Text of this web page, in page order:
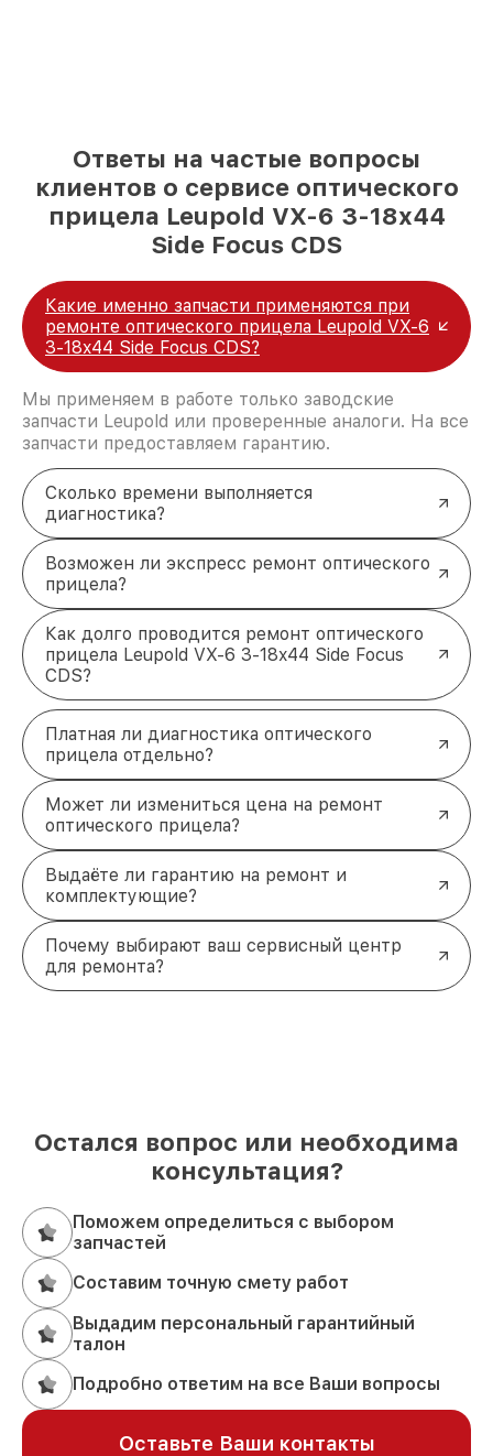
Ответы на частые вопросы
клиентов о сервисе оптического
прицела Leupold VX-6 3-18x44
Side Focus CDS
Какие именно запчасти применяются при
ремонте оптического прицела Leupold VX-6
3-18x44 Side Focus CDS?
Мы применяем в работе только заводские
запчасти Leupold или проверенные аналоги. На все
запчасти предоставляем гарантию.
Сколько времени выполняется
диагностика?
Возможен ли экспресс ремонт оптического
прицела?
Как долго проводится ремонт оптического
прицела Leupold VX-6 3-18x44 Side Focus
CDS?
Платная ли диагностика оптического
прицела отдельно?
Может ли измениться цена на ремонт
оптического прицела?
Выдаёте ли гарантию на ремонт и
комплектующие?
Почему выбирают ваш сервисный центр
для ремонта?
Остался вопрос или необходима
консультация?
Поможем определиться с выбором
запчастей
Составим точную смету работ
Выдадим персональный гарантийный
талон
Подробно ответим на все Ваши вопросы
Оставьте Ваши контакты